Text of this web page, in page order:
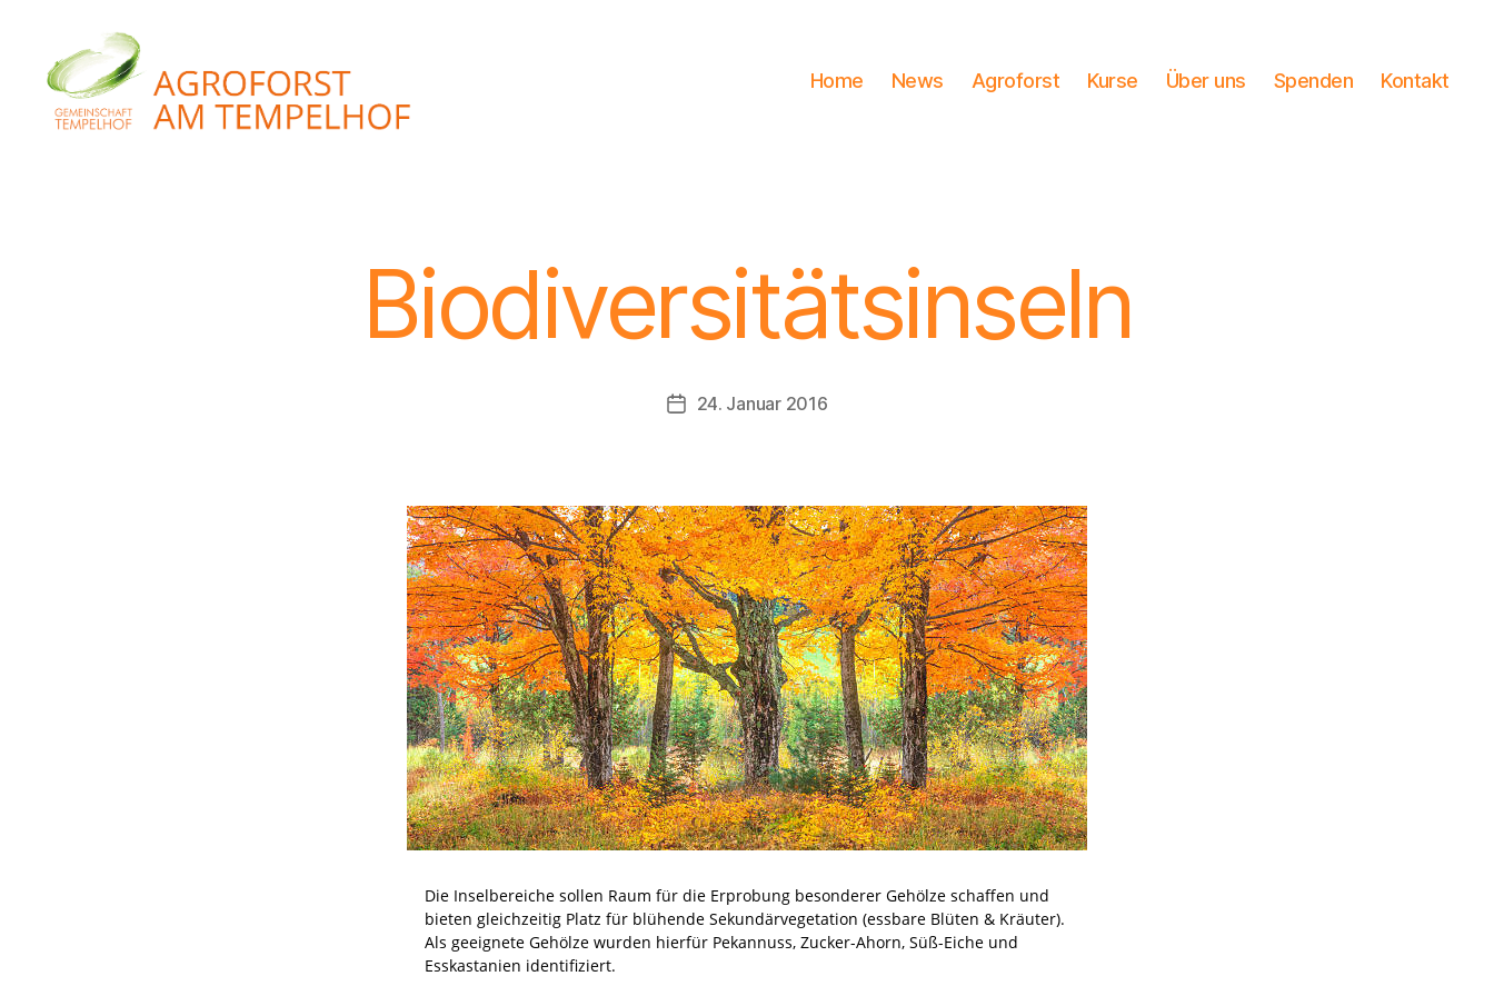
Home News Agroforst Kurse Über uns Spenden Kontakt
Biodiversitätsinseln
Beitragsdatum
24. Januar 2016
Die Inselbereiche sollen Raum für die Erprobung besonderer Gehölze schaffen und
bieten gleichzeitig Platz für blühende Sekundärvegetation (essbare Blüten & Kräuter).
Als geeignete Gehölze wurden hierfür Pekannuss, Zucker-Ahorn, Süß-Eiche und
Esskastanien identifiziert.